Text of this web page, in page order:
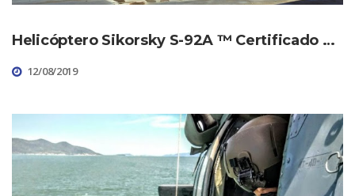
Helicóptero Sikorsky S-92A ™ Certificado para Expandir Tipos de Operações no Brasil
12/08/2019